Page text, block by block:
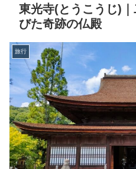
東光寺(とうこうじ)
びた奇跡の仏殿
旅行